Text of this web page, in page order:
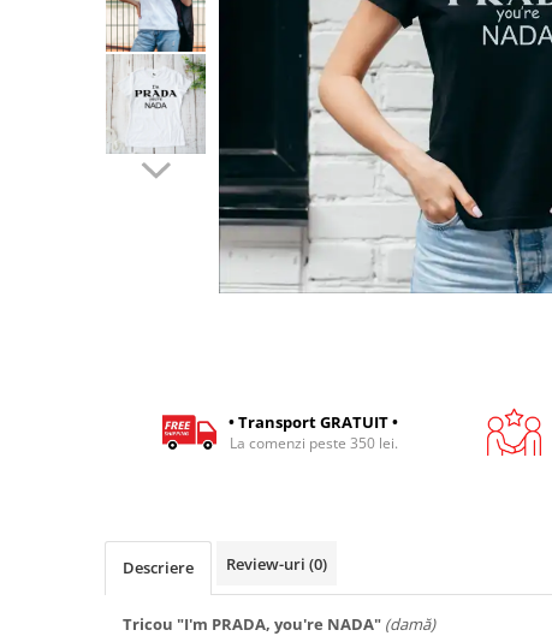
Body bebelusi personalizate
Perne personalizate
Plusuri personalizate
Agende personalizate
Etichete pentru sticla de vin
Cadouri Personalizate Unice
Cadouri pentru Doctori
Cadouri Pensionare
Cadouri Profesori
• Transport GRATUIT •
La comenzi peste 350 lei.
Descriere Review-uri (0)
Tricou "I'm PRADA, you're NADA" (damă)